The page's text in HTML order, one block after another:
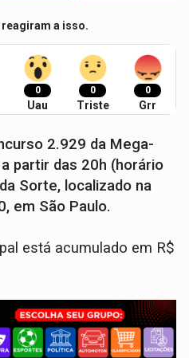
reagiram a isso.
0
Uau
0
Triste
0
Grr
2.929 da Mega-
partir das 20h (horário
Sorte, localizado na
em São Paulo.
está acumulado em R$